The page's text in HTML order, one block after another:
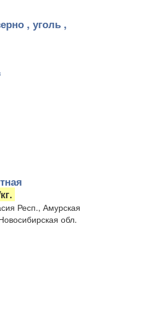
, уголь ,
Респ., Амурская
обл.